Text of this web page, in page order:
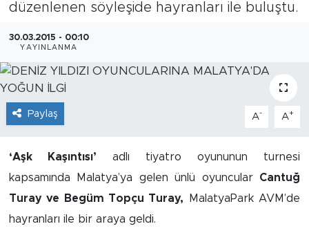
düzenlenen söyleşide hayranları ile buluştu.
30.03.2015 - 00:10
YAYINLANMA
Paylaş A- A+
‘Aşk Kaşıntısı’ adlı tiyatro oyununun turnesi
kapsamında Malatya’ya gelen ünlü oyuncular Cantuğ
Turay ve Begüm Topçu Turay, MalatyaPark AVM’de
hayranları ile bir araya geldi.
Kültür
Teknoloji
İş İlanları
Dünya
Spor
Yazıhan
Kuluncak